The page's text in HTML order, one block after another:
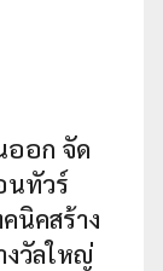
ออก จัด
นทัวร์
นิคสร้าง
วัลใหญ่